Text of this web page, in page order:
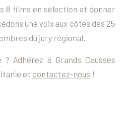
8 films en sélection et donner
une voix aux côtés des 25
du jury régional.
? Adhérez à Grands Causses
et contactez-nous !